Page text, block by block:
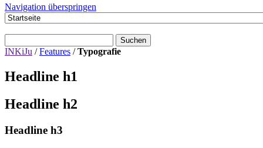
Navigation überspringen
Suchen
INKiJu /Features /Typografie
Headline h1
Headline h2
Headline h3